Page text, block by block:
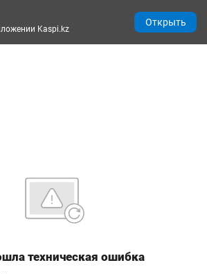
техническая ошибка
Kaspi.kz
Открыть